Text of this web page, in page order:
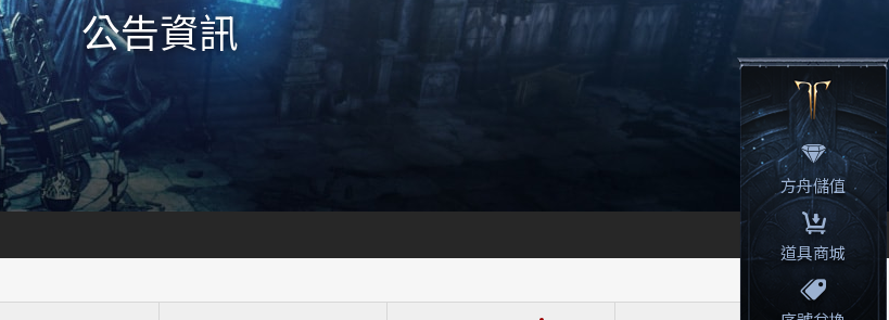
公告資訊
方舟儲值
道具商城